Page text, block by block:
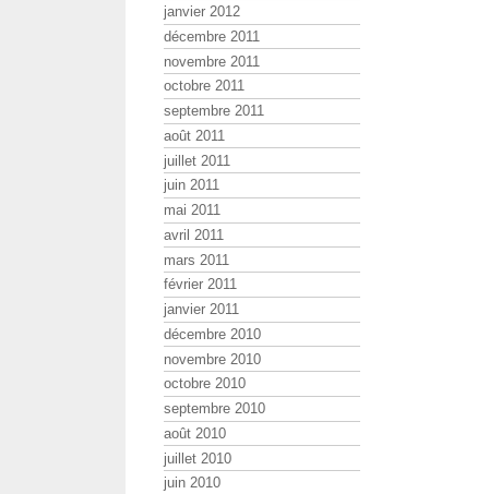
janvier 2012
décembre 2011
novembre 2011
octobre 2011
septembre 2011
août 2011
juillet 2011
juin 2011
mai 2011
avril 2011
mars 2011
février 2011
janvier 2011
décembre 2010
novembre 2010
octobre 2010
septembre 2010
août 2010
juillet 2010
juin 2010